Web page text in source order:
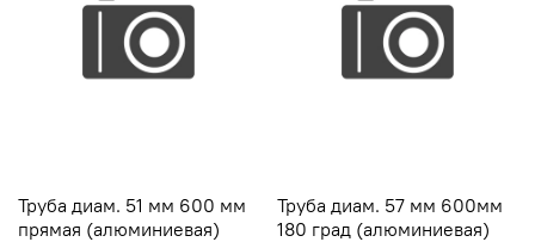
Труба диам. 51 мм 600 мм
прямая (алюминиевая)
Труба диам. 57 мм 600мм
180 град (алюминиевая)